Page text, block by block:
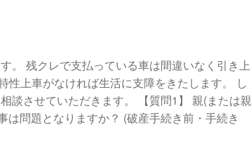
。 残クレで支払っている車は間違いなく引き上
性上車がなければ生活に支障をきたします。 し
きます。 【質問1】 親(または親
問題となりますか？ (破産手続き前・手続き